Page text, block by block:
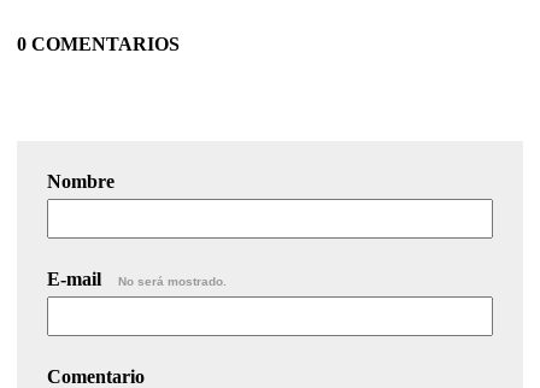
0 COMENTARIOS
Nombre
E-mail No será mostrado.
Comentario